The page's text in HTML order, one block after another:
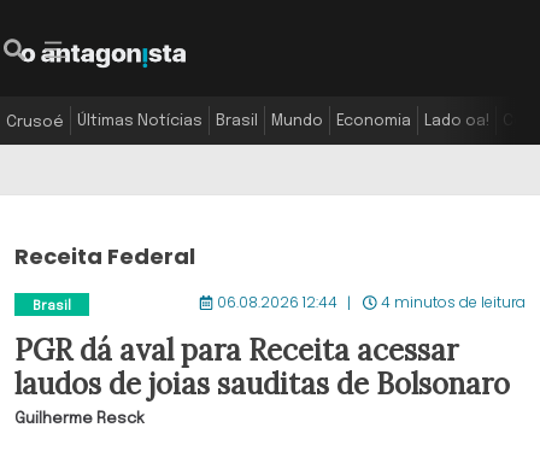
Crusoé Últimas Notícias Brasil Mundo Economia Lado oa!
Receita Federal
Brasil 06.08.2026 12:44 4 minutos de leitura
PGR dá aval para Receita acessar
laudos de joias sauditas de Bolsonaro
Guilherme Resck